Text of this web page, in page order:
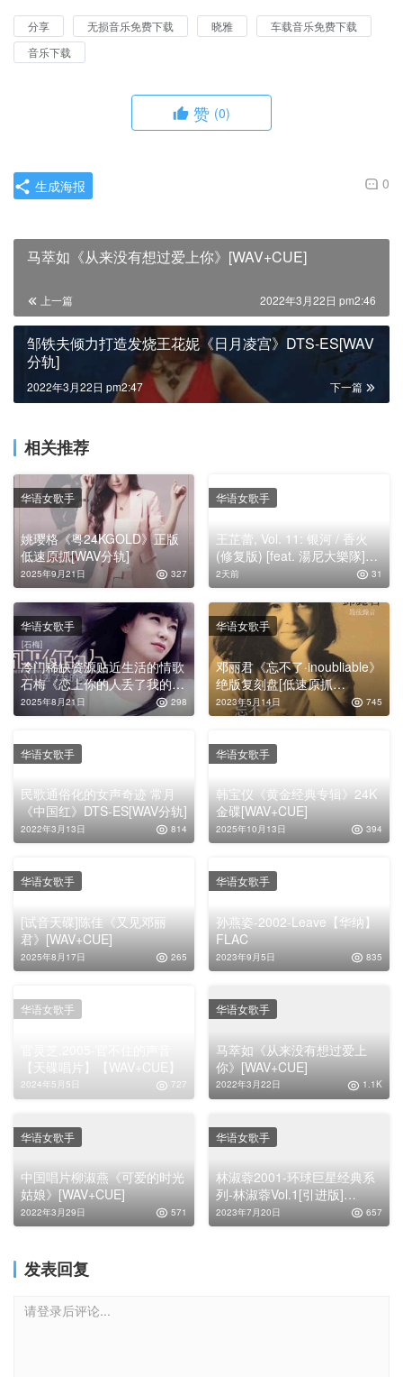
分享 无损音乐免费下载 晓雅
车载音乐免费下载
音乐下载
赞 (0)
0
生成海报
马萃如《从来没有想过爱上你》[WAV+CUE]
上一篇 2022年3月22日 pm2:46
邹铁夫倾力打造发烧王花妮《日月凌宫》DTS-ES[WAV
分轨]
下一篇
2022年3月22日 pm2:47
相关推荐
姚璎格《粤24KGOLD》正版
低速原抓[WAV分轨]
2025年9月21日 327
华语女歌手
王芷蕾, Vol. 11: 银河 / 香火
(修复版) [feat. 湯尼大樂隊]
WAV|44.1kHz/16bit
2天前 31
华语女歌手
冷门稀缺资源贴近生活的情歌
石梅《恋上你的人丢了我的
魂》专辑下载
2025年8月21日 298
华语女歌手
邓丽君《忘不了·inoubliable》
绝版复刻盘[低速原抓
WAV+CUE]
2023年5月14日 745
华语女歌手
民歌通俗化的女声奇迹 常月
《中国红》DTS-ES[WAV分轨]
2022年3月13日 814
华语女歌手
韩宝仪《黄金经典专辑》24K
金碟[WAV+CUE]
2025年10月13日 394
华语女歌手
[试音天碟]陈佳《又见邓丽
君》[WAV+CUE]
2025年8月17日 265
华语女歌手
孙燕姿-2002-Leave【华纳】
FLAC
2023年9月5日 835
华语女歌手
【天碟唱片】【WAV+CUE】
2024年5月5日 727
华语女歌手
马萃如《从来没有想过爱上
你》[WAV+CUE]
2022年3月22日 1.1K
华语女歌手
中国唱片柳淑燕《可爱的时光
姑娘》[WAV+CUE]
2022年3月29日 571
华语女歌手
林淑蓉2001-环球巨星经典系
列-林淑蓉Vol.1[引进版]
[WAVCUE]
2023年7月20日 657
华语女歌手
发表回复
请登录后评论...